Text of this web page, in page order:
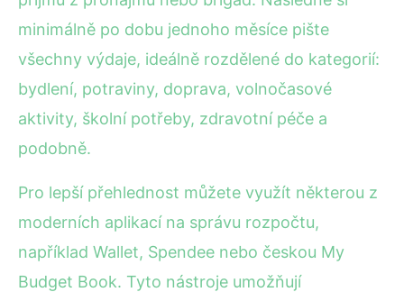
minimálně po dobu jednoho měsíce pište
všechny výdaje, ideálně rozdělené do kategorií:
bydlení, potraviny, doprava, volnočasové
aktivity, školní potřeby, zdravotní péče a
podobně.
Pro lepší přehlednost můžete využít některou z
moderních aplikací na správu rozpočtu,
například Wallet, Spendee nebo českou My
Budget Book. Tyto nástroje umožňují